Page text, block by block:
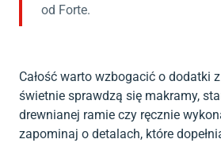
od Forte.
Całość warto wzbogacić o dodatki
świetnie sprawdzą się makramy,
drewnianej ramie czy ręcznie
zapominaj o detalach, które